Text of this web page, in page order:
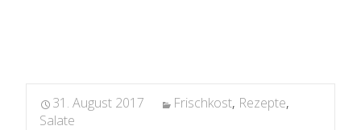
31. August 2017 Frischkost, Rezepte,
Salate